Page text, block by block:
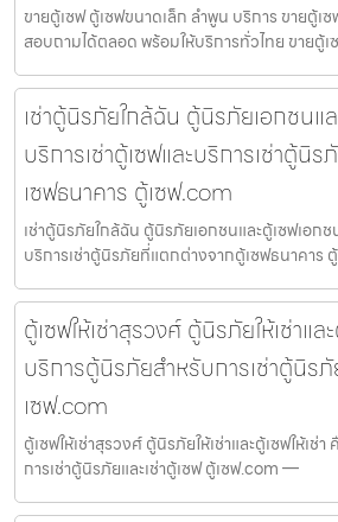
ขายตู้เซฟ ตู้เซฟขนาดเล็ก ลำพูน บริการ ขายตู้
สอบถามได้ตลอด พร้อมให้บริการทั่วไทย ขายตู้เ
เช่าตู้นิรภัยใกล้ฉัน ตู้นิรภัยเอกชนแ
บริการเช่าตู้เซฟและบริการเช่าตู้นิ
เซฟธนาคาร ตู้เซฟ.com
เช่าตู้นิรภัยใกล้ฉัน ตู้นิรภัยเอกชนและตู้เซฟเอกช
บริการเช่าตู้นิรภัยที่แตกต่างจากตู้เซฟธนาคาร ตู้
ตู้เซฟให้เช่าสุรวงศ์ ตู้นิรภัยให้เช่าแล
บริการตู้นิรภัยสำหรับการเช่าตู้นิรภั
เซฟ.com
ตู้เซฟให้เช่าสุรวงศ์ ตู้นิรภัยให้เช่าและตู้เซฟให้เช่
การเช่าตู้นิรภัยและเช่าตู้เซฟ ตู้เซฟ.com —